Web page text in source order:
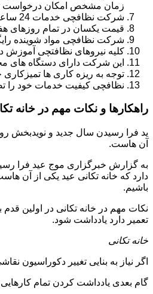
زمان مشخص امکان درخواست
شرکت نظافچی خدمات 24 ساعته به مشتریان ارائه می دهد؛ یعنی نیازی نیست برای تمیز کردن منزل یا شرکت حتماً در ساعت کاری درخواست نظافتچی بدهید.
قیمت یکسان در تمام روزهای
شرکت نظافچی مواد شوینده
کلیه نیروهای نظافتچی آموزش
این شرکت دارای دستگاه های
توجه به ریزه کاری ها
نظافچی کیفیت خدمات خود را
راهکارها و نکات مهم در خانه
ید فرا رسیدن سال جدید و نویدبخش
آن هاست.
به گزارش خبرگزاری موج عید فرا
دارد که خانه تکانی عید یکی از آن
باشیم.
نکات مهم در خانه تکانی در اولین قدم
تعمیر دارد یادداشت شود.
خانه تکانی
اگر نیاز به بنایی تغییر دکوراسیون
گام بعدی یادداشت کردن تمام